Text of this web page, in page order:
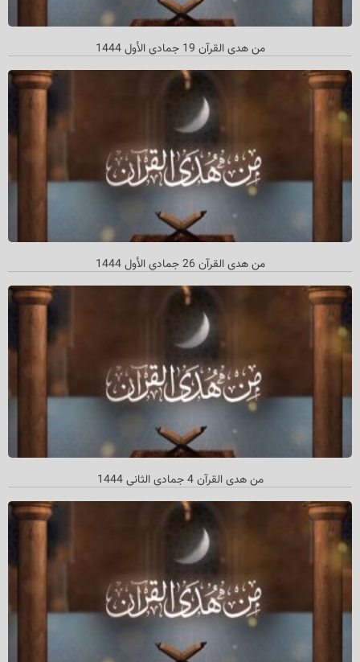
من هدى القرآن 19 جمادي الأول 1444
من هدی القرآن 26 جمادي الأول 1444
من هدی القرآن 4 جمادي الثاني 1444